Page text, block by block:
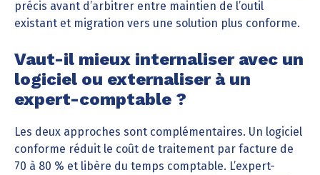
précis avant d’arbitrer entre maintien de l’outil
existant et migration vers une solution plus conforme.
Vaut-il mieux internaliser avec un
logiciel ou externaliser à un
expert-comptable ?
Les deux approches sont complémentaires. Un logiciel
conforme réduit le coût de traitement par facture de
70 à 80 % et libère du temps comptable. L’expert-